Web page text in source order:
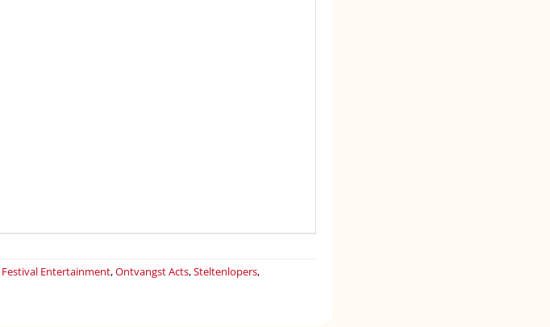
Festival Entertainment,Ontvangst Acts,Steltenlopers,